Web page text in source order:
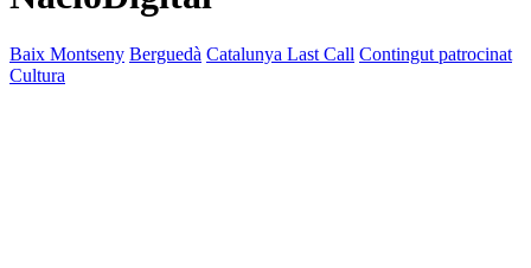
Baix Montseny Berguedà Catalunya Last Call Contingut patrocinat
Cultura